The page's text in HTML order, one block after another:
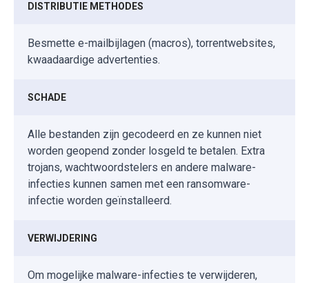
DISTRIBUTIE METHODES
Besmette e-mailbijlagen (macros), torrentwebsites,
kwaadaardige advertenties.
SCHADE
Alle bestanden zijn gecodeerd en ze kunnen niet
worden geopend zonder losgeld te betalen. Extra
trojans, wachtwoordstelers en andere malware-
infecties kunnen samen met een ransomware-
infectie worden geïnstalleerd.
VERWIJDERING
Om mogelijke malware-infecties te verwijderen,